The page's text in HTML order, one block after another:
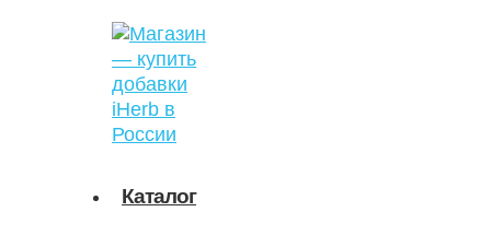
содержимому
Каталог
товаров
товаров